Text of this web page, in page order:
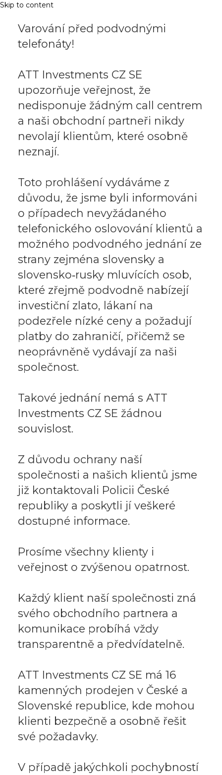
Skip to content
Varování před podvodnými
telefonáty!
ATT Investments CZ SE
upozorňuje veřejnost, že
nedisponuje žádným call centrem
a naši obchodní partneři nikdy
nevolají klientům, které osobně
neznají.
Toto prohlášení vydáváme z
důvodu, že jsme byli informováni
o případech nevyžádaného
telefonického oslovování klientů a
možného podvodného jednání ze
strany zejména slovensky a
slovensko‑rusky mluvících osob,
které zřejmě podvodně nabízejí
investiční zlato, lákaní na
podezřele nízké ceny a požadují
platby do zahraničí, přičemž se
neoprávněně vydávají za naši
společnost.
Takové jednání nemá s ATT
Investments CZ SE žádnou
souvislost.
Z důvodu ochrany naší
společnosti a našich klientů jsme
již kontaktovali Policii České
republiky a poskytli jí veškeré
dostupné informace.
Prosíme všechny klienty i
veřejnost o zvýšenou opatrnost.
Každý klient naší společnosti zná
svého obchodního partnera a
komunikace probíhá vždy
transparentně a předvídatelně.
ATT Investments CZ SE má 16
kamenných prodejen v České a
Slovenské republice, kde mohou
klienti bezpečně a osobně řešit
své požadavky.
V případě jakýchkoli pochybností